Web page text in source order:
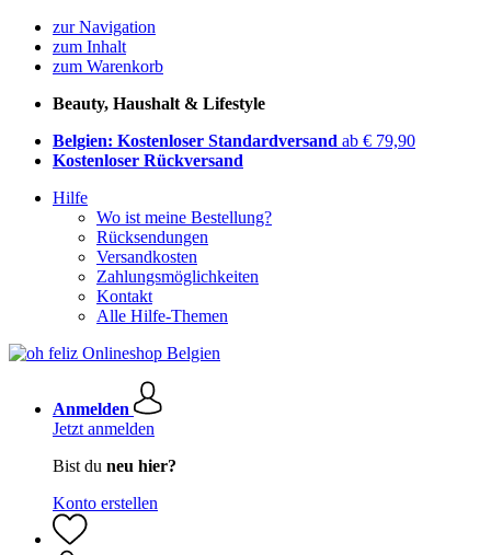
zur Navigation
zum Inhalt
zum Warenkorb
Beauty, Haushalt & Lifestyle
Belgien: Kostenloser Standardversand ab € 79,90
Kostenloser Rückversand
Hilfe
Wo ist meine Bestellung?
Rücksendungen
Versandkosten
Zahlungsmöglichkeiten
Kontakt
Alle Hilfe-Themen
Anmelden
Jetzt anmelden
Bist du neu hier?
Konto erstellen